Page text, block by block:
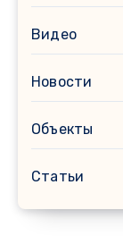
Видео
Новости
Объекты
Статьи